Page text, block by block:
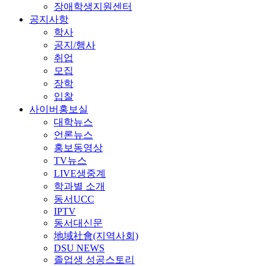
장애학생지원센터
공지사항
학사
공지/행사
취업
모집
장학
입찰
사이버홍보실
대학뉴스
언론뉴스
홍보동영상
TV뉴스
LIVE생중계
학과별 소개
동서UCC
IPTV
동서대신문
地域社會(지역사회)
DSU NEWS
졸업생 성공스토리